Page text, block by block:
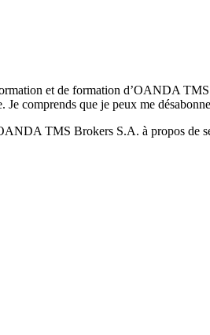
et de formation d’OANDA
comprends que je peux me
TMS Brokers S.A. à propos de